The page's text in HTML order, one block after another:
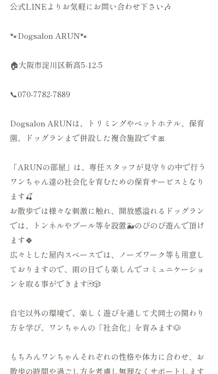
公式LINEよりお気軽にお問い合わせ下さい🎶
🐾Dogsalon ARUN🐾
🏠大阪市淀川区新高5-12-5
📞070-7782-7889
Dogsalon ARUNは、トリミングやペットホテル、保育
園、ドッグランまで併設した複合施設です🎀
「ARUNの部屋」は、専任スタッフが見守りの中で行う
ワンちゃん達の社会化を育むための保育サービスとなり
ます🍒
お散歩では様々な刺激に触れ、開放感溢れるドッグラン
では、トンネルやプール等を設置🐳のびのび遊んで頂け
ます🍀
広々とした屋内スペースでは、ノーズワーク等も用意し
ておりますので、雨の日でも楽しんでコミュニケーショ
ンを取る事ができます🃏🎲
自宅以外の環境で、楽しく遊びを通して犬同士の関わり
方を学び、ワンちゃんの「社会化」を育みます🐶
もちろんワンちゃんそれぞれの性格や体力に合わせ、お
散歩の時間や過ごし方を考慮し無理なくサポートします